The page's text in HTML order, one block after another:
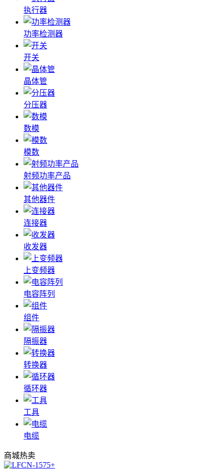
执行器
功率检测器
开关
晶体管
分压器
数模
模数
射频功率产品
其他器件
连接器
收发器
上变频器
电容阵列
组件
隔振器
转换器
循环器
工具
电缆
商城热卖